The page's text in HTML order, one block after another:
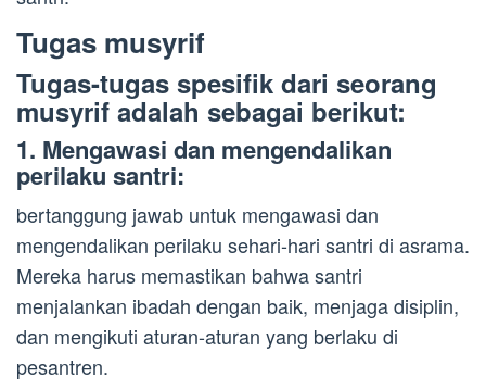
Tugas musyrif
Tugas-tugas spesifik dari seorang
musyrif adalah sebagai berikut:
1. Mengawasi dan mengendalikan
perilaku santri:
bertanggung jawab untuk mengawasi dan
mengendalikan perilaku sehari-hari santri di asrama.
Mereka harus memastikan bahwa santri
menjalankan ibadah dengan baik, menjaga disiplin,
dan mengikuti aturan-aturan yang berlaku di
pesantren.